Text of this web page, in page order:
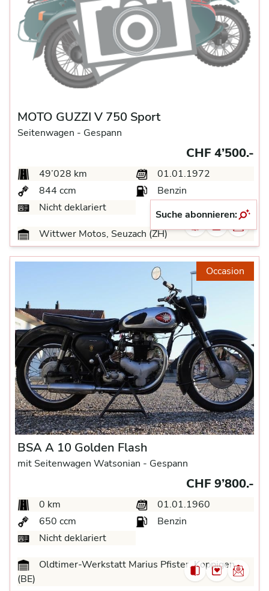
MOTO GUZZI V 750 Sport
Seitenwagen - Gespann
CHF 4’500.-
49’028 km
01.01.1972
844 ccm
Benzin
Nicht deklariert
Wittwer Motos, Seuzach (ZH)
Occasion
BSA A 10 Golden Flash
mit Seitenwagen Watsonian - Gespann
CHF 9’800.-
0 km
01.01.1960
650 ccm
Benzin
Nicht deklariert
Oldtimer-Werkstatt Marius Pfister, Koppigen
(BE)
Suche abonnieren: